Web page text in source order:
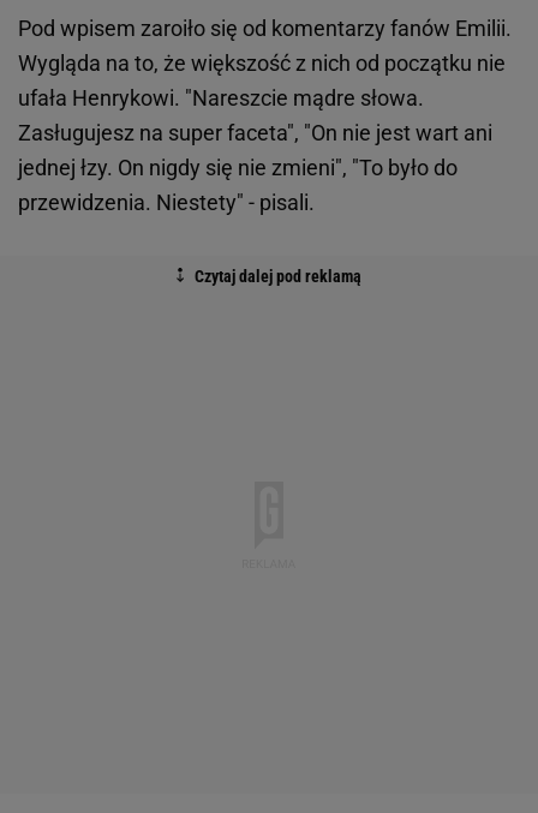
Pod wpisem zaroiło się od komentarzy fanów Emilii.
Wygląda na to, że większość z nich od początku nie
ufała Henrykowi. "Nareszcie mądre słowa.
Zasługujesz na super faceta", "On nie jest wart ani
jednej łzy. On nigdy się nie zmieni", "To było do
przewidzenia. Niestety" - pisali.